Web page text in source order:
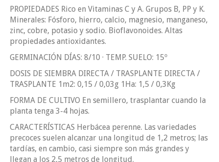
PROPIEDADES Rico en Vitaminas C y A. Grupos B, PP y K.
Minerales: Fósforo, hierro, calcio, magnesio, manganeso,
zinc, cobre, potasio y sodio. Bioflavonoides. Altas
propiedades antioxidantes.
GERMINACIÓN DÍAS: 8/10 · TEMP. SUELO: 15º
DOSIS DE SIEMBRA DIRECTA / TRASPLANTE DIRECTA /
TRASPLANTE 1m2: 0,15 / 0,03g 1Ha: 1,5 / 0,3Kg
FORMA DE CULTIVO En semillero, trasplantar cuando la
planta tenga 3-4 hojas.
CARACTERÍSTICAS Herbácea perenne. Las variedades
precoces suelen alcanzar una longitud de 1,2 metros; las
tardías, en cambio, casi siempre son más grandes y
llegan a los 2,5 metros de longitud.